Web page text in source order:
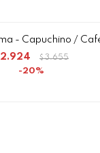
- Capuchino /
2.924 $ 3.655
20